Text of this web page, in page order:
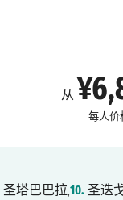
从
每人价
圣塔巴巴拉,10. 圣迭